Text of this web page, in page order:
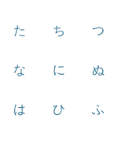
た ち つ
な に ぬ
は ひ ふ